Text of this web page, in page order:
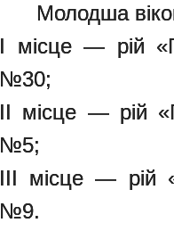
Молодша
І місце — рій
№30;
ІІ місце — рій
№5;
ІІІ місце — рій
№9.